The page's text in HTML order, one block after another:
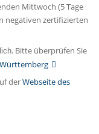
Mittwoch (5 Tage
negativen zertifizierten
. Bitte überprüfen Sie
derWebseite des